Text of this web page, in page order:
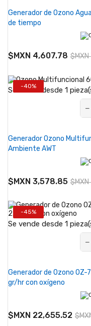
Generador de Ozono
de tiempo
$MXN 4,607.78
-40%
Se vende desde 1
−
Generador Ozono
Ambiente AWT
$MXN 3,578.85
-45%
Se vende desde 1
−
Generador de Ozono
gr/hr con oxígeno
$MXN 22,655.52